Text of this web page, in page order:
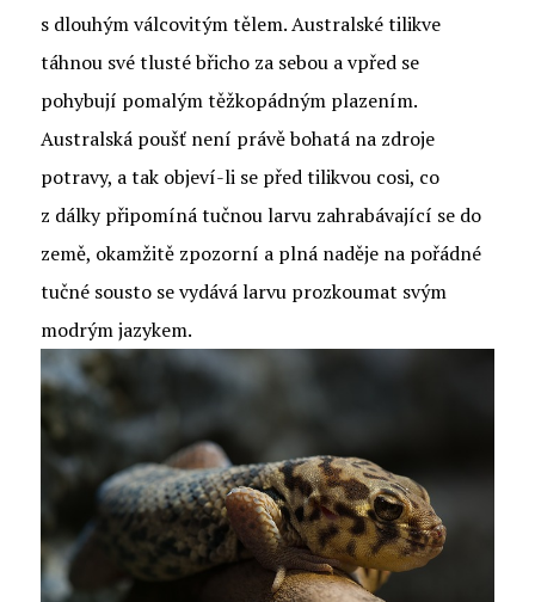
s dlouhým válcovitým tělem. Australské tilikve
táhnou své tlusté břicho za sebou a vpřed se
pohybují pomalým těžkopádným plazením.
Australská poušť není právě bohatá na zdroje
potravy, a tak objeví-li se před tilikvou cosi, co
z dálky připomíná tučnou larvu zahrabávající se do
země, okamžitě zpozorní a plná naděje na pořádné
tučné sousto se vydává larvu prozkoumat svým
modrým jazykem.